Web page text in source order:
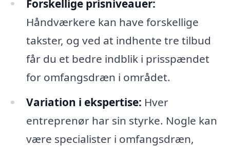
Forskellige prisniveauer:
Håndværkere kan have forskellige
takster, og ved at indhente tre tilbud
får du et bedre indblik i prisspændet
for omfangsdræn i området.
Variation i ekspertise: Hver
entreprenør har sin styrke. Nogle kan
være specialister i omfangsdræn,